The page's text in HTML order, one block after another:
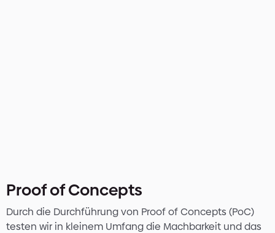
Proof of Concepts
Durch die Durchführung von Proof of Concepts (PoC)
testen wir in kleinem Umfang die Machbarkeit und das